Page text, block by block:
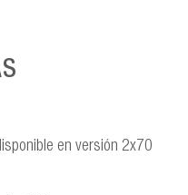
en versión 2x70